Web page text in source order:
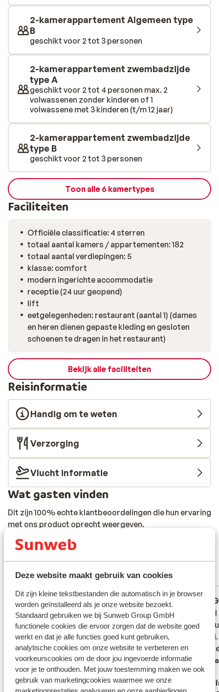
Deze website maakt gebruik van cookies
Dit zijn kleine tekstbestanden die automatisch in je browser
worden geïnstalleerd als je onze website bezoekt.
Standaard gebruiken we bij Sunweb Group GmbH
functionele cookies die ervoor zorgen dat de website goed
werkt en dat je alle functies goed kunt gebruiken,
analytische cookies om onze website te verbeteren en
voorkeurscookies om de door jou ingevoerde informatie
voor je te onthouden. Met jouw toestemming maken we ook
gebruik van marketingcookies waarmee we onze
ligt op een rustige locatie waar je heerlijk kunt wandelen
en fietsen. Voor de kinderen worden verschillende
activiteiten georganiseerd en er rijdt een gratis busje
naar het strand en de stad Vilamoura.
2-kamerappartement Algemeen type
B
geschikt voor 2 tot 3 personen
2-kamerappartement zwembadzijde
type A
geschikt voor 2 tot 4 personen max. 2
volwassenen zonder kinderen of 1
volwassene met 3 kinderen (t/m 12 jaar)
2-kamerappartement zwembadzijde
type B
geschikt voor 2 tot 3 personen
Toon alle 6 kamertypes
Faciliteiten
Officiële classificatie: 4 sterren
totaal aantal kamers / appartementen: 182
totaal aantal verdiepingen: 5
klasse: comfort
modern ingerichte accommodatie
receptie (24 uur geopend)
lift
eetgelegenheden: restaurant (aantal 1) (dames
en heren dienen gepaste kleding en gesloten
schoenen te dragen in het restaurant)
Bekijk alle faciliteiten
Reisinformatie
Handig om te weten
Verzorging
Vlucht informatie
Wat gasten vinden
Dit zijn 100% echte klantbeoordelingen die hun ervaring
met ons product oprecht weergeven.
8.4 Fantastisch
54 ervaringen
Meest geboekt door met partner
8.3 Fantastisch
17 jun. 2026
parfait dans son ensemble, propre,
service agréable seul le restaurant en all in
que je ne conseille pas, cuisine peu
recherchée et souvent rèpetitive.bon hôtel
pour un séjour avec petit déjeuner.
parfait dans son ensemble, propre,
service agréable seul le restaurant en all in
que je ne conseille pas, cuisine peu
recherchée et souvent rèpetitive.bon hôtel
pour un séjour avec petit déjeuner.
Vertalen naar het Nederlands (NL)
MTONDEUR
un
un